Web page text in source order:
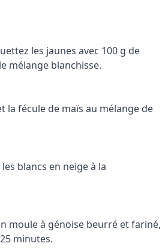
les jaunes avec 100 g de
mélange blanchisse.
la fécule de maïs au mélange de
blancs en neige à la
moule à génoise beurré et fariné,
minutes.